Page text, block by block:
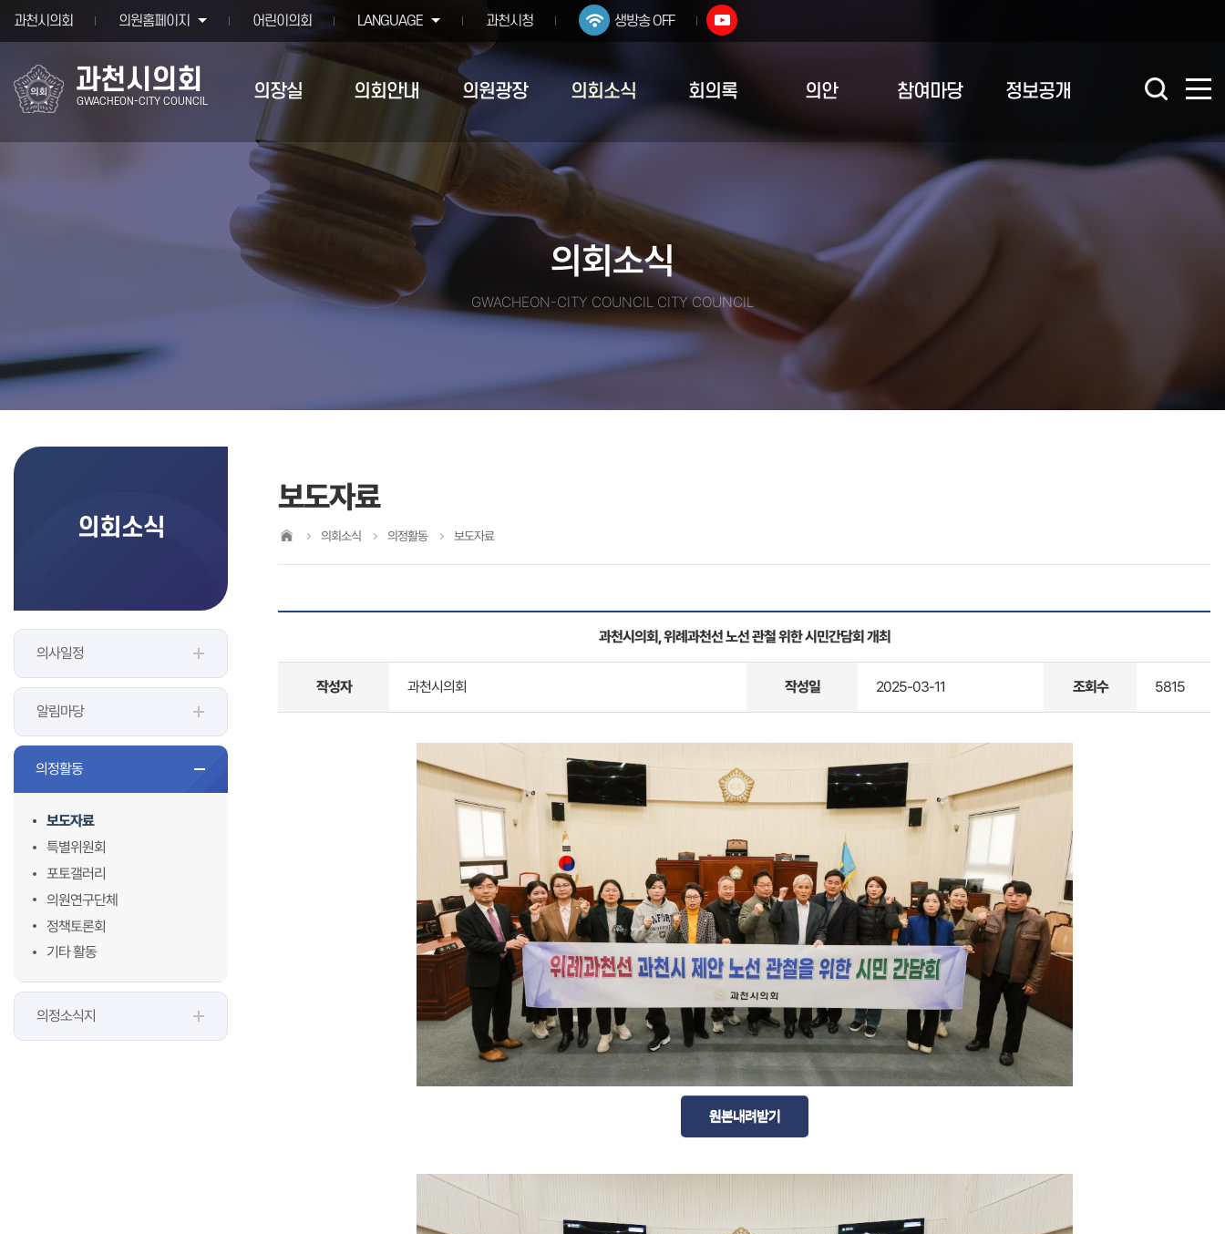
과천시의회 의원홈페이지 어린이의회 LANGUAGE 과천시청 생방송 OFF
과천시의회
GWACHEON-CITY COUNCIL 의장실 의회안내 의원광장 의회소식 회의록 의안 참여마당 정보공개
의회소식
GWACHEON-CITY COUNCIL CITY COUNCIL
의회소식
의사일정
알림마당
의정활동
보도자료
특별위원회
포토갤러리
의원연구단체
정책토론회
기타 활동
의정소식지
보도자료
의회소식 의정활동 보도자료
과천시의회, 위례과천선 노선 관철 위한 시민간담회 개최
작성자 과천시의회 작성일 2025-03-11 조회수 5815
원본내려받기